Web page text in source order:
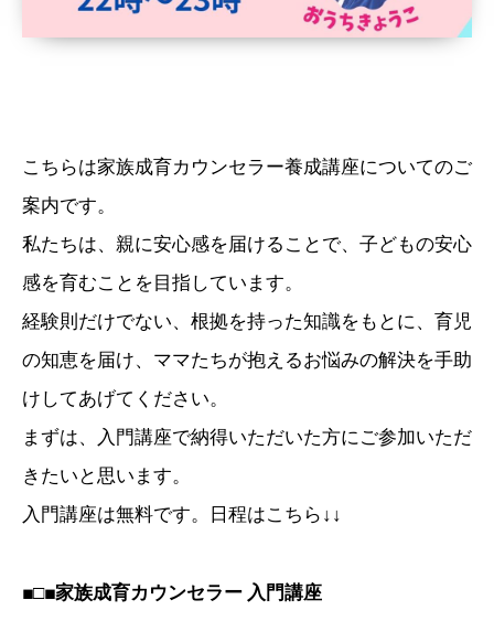
こちらは家族成育カウンセラー養成講座についてのご
案内です。
私たちは、親に安心感を届けることで、子どもの安心
感を育むことを目指しています。
経験則だけでない、根拠を持った知識をもとに、育児
の知恵を届け、ママたちが抱えるお悩みの解決を手助
けしてあげてください。
まずは、入門講座で納得いただいた方にご参加いただ
きたいと思います。
入門講座は無料です。日程はこちら↓↓
■□■家族成育カウンセラー 入門講座